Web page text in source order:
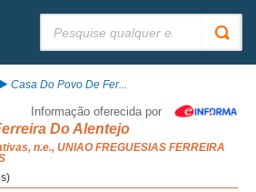
Casa Do Povo De Fer...
Informação oferecida por
Do Alentejo
n.e., UNIAO FREGUESIAS FERREIRA